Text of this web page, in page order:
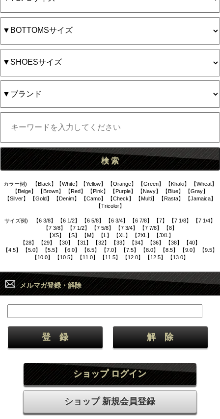
カラー例) 【Black】【White】【Yellow】 【Orange】 【Green】 【Khaki】 【Wheat】
【Beige】 【Brown】 【Red】 【Pink】 【Purple】 【Navy】 【Blue】 【Gray】
【Silver】 【Gold】 【Denim】 【Camo】 【Check】 【Multi】 【Rasta】 【Jamaica】
【Tricolor】
サイズ例) 【6 3/8】 【6 1/2】 【6 5/8】 【6 3/4】 【6 7/8】 【7】 【7 1/8】 【7 1/4】
【7 3/8】 【7 1/2】 【7 5/8】 【7 3/4】 【7 7/8】 【8】
【XS】 【S】 【M】 【L】 【XL】 【2XL】 【3XL】
【28】 【29】 【30】 【31】 【32】 【33】 【34】 【36】 【38】 【40】
【4.5】 【5.0】 【5.5】 【6.0】 【6.5】 【7.0】 【7.5】 【8.0】 【8.5】 【9.0】 【9.5】
【10.0】 【10.5】 【11.0】 【11.5】 【12.0】 【12.5】 【13.0】
メルマガ登録・解除
ショップ ログイン
ショップ 新規会員登録